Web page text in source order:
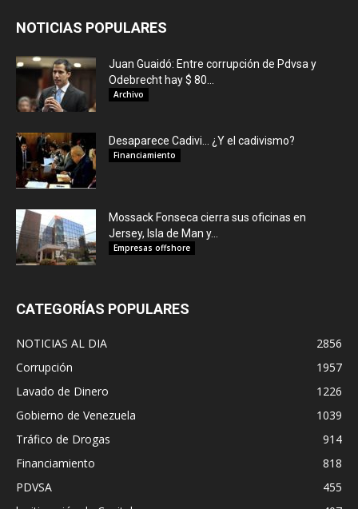
NOTICIAS POPULARES
Juan Guaidó: Entre corrupción de Pdvsa y
Odebrecht hay $ 80...
Archivo
Desaparece Cadivi… ¿Y el cadivismo?
Financiamiento
Mossack Fonseca cierra sus oficinas en
Jersey, Isla de Man y...
Empresas offshore
CATEGORÍAS POPULARES
NOTICIAS AL DIA
2856
Corrupción
1957
Lavado de Dinero
1226
Gobierno de Venezuela
1039
Tráfico de Drogas
914
Financiamiento
818
PDVSA
455